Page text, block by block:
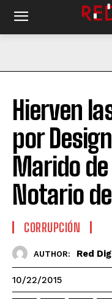
Hierven
por
Marido
Notario
CORRUPCIÓN
AUTHOR: Red
10/22/2015